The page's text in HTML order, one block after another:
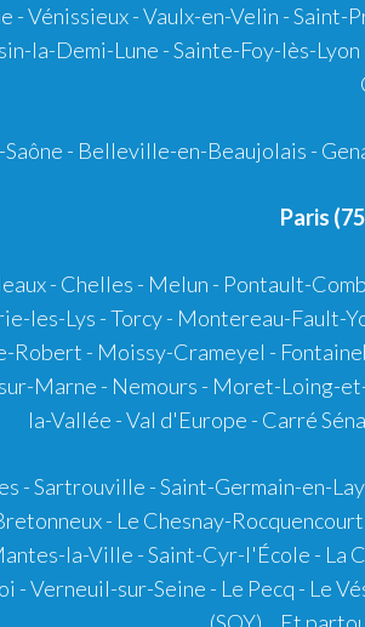
-Vénissieux-Vaulx-en-Velin -Saint-
la-Demi-Lune -Sainte-Foy-lès-Lyon
- Belleville-en-Beaujolais -
Paris
- Chelles - Melun - Pontault-
les-Lys - Torcy - Montereau-
Robert - Moissy-Crameyel -
Marne - Nemours - Moret-Loing-
la-Vallée - Val d'Europe - Carré
- Sartrouville - Saint-Germain-en-
- Le Chesnay-
la-Ville - Saint-Cyr-l'École - La
- Verneuil-sur-Seine - Le Pecq - Le